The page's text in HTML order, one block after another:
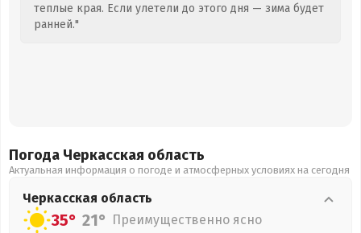
теплые края. Если улетели до этого дня — зима будет
ранней."
Погода Черкасская область
Актуальная информация о погоде и атмосферных условиях на сегодня
Черкасская область
35° 21° Преимущественно ясно